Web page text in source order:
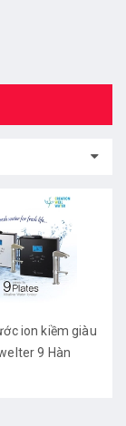
ion kiềm giàu
9 Hàn